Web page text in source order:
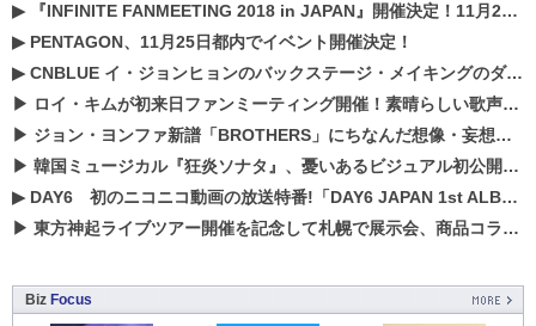
▶
『INFINITE FANMEETING 2018 in JAPAN』開催決定！11月21、22日にパシフィコ横浜にて実施
▶ PENTAGON、11月25日都内でイベント開催決定！
▶CNBLUE イ・ジョンヒョンのバックステージ・メイキングのダイジェスト映像が公開！
▶ ロイ・キムが初来日ファンミーティング開催！素晴らしい歌声に癒される贅沢な時間
▶ ジョン・ヨンファ新譜「BROTHERS」にちなんだ想像・妄想企画がスタート！
▶ 韓国ミュージカル『狂炎ソナタ』、憂いある​ビジュアル初公開!! 主役リョウク、SHIN、KENらのコメントが到着！
▶ DAY6 初のニコニコ動画の放送特番!「DAY6 JAPAN 1st ALBUM「UNLOCK」発売記念 ライブ@ニコ生」を配信決定!
▶ 東方神起ライブツアー開催を記念して札幌で展示会、商品コラボが実現！！
Biz Focus